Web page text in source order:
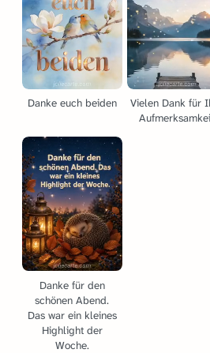
Danke euch beiden
Vielen Dank für
Danke für den
schönen Abend.
Das war ein kleines
Highlight der
Woche.